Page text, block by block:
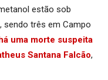
estão sob
sendo três em Campo
uma morte suspeita
Santana Falcão,